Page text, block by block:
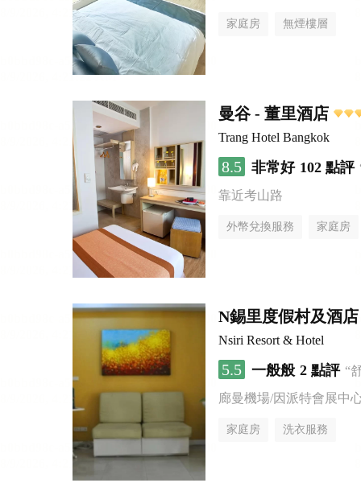
家庭房 無煙樓層
曼谷 - 董里酒店
Trang Hotel Bangkok
8.5 非常好 102 點評
靠近考山路
外幣兌換服務 家庭房
N錫里度假村及酒店
Nsiri Resort & Hotel
5.5 一般般 2 點評 “
廊曼機場/因派特會展中
家庭房 洗衣服務